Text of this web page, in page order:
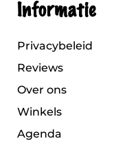
Informatie
Privacybeleid
Reviews
Over ons
Winkels
Agenda